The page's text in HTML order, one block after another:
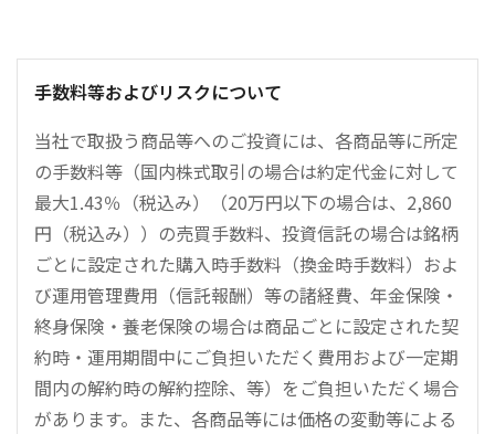
手数料等およびリスクについて
当社で取扱う商品等へのご投資には、各商品等に所定
の手数料等（国内株式取引の場合は約定代金に対して
最大1.43％（税込み）（20万円以下の場合は、2,860
円（税込み））の売買手数料、投資信託の場合は銘柄
ごとに設定された購入時手数料（換金時手数料）およ
び運用管理費用（信託報酬）等の諸経費、年金保険・
終身保険・養老保険の場合は商品ごとに設定された契
約時・運用期間中にご負担いただく費用および一定期
間内の解約時の解約控除、等）をご負担いただく場合
があります。また、各商品等には価格の変動等による